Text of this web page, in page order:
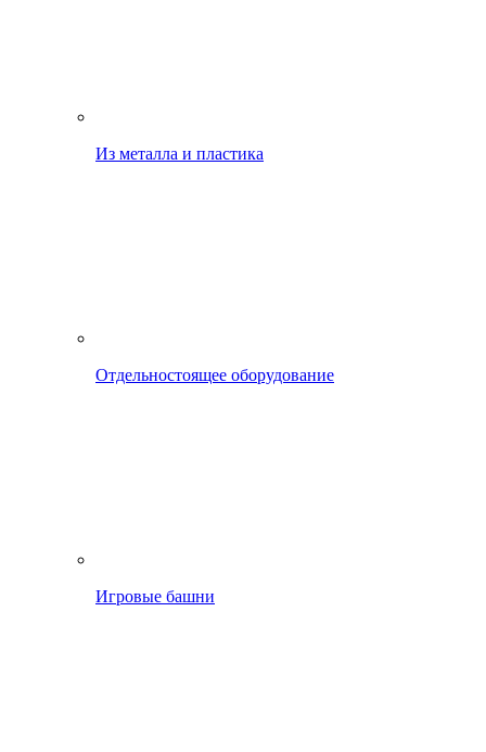
Из металла и пластика
Отдельностоящее оборудование
Игровые башни